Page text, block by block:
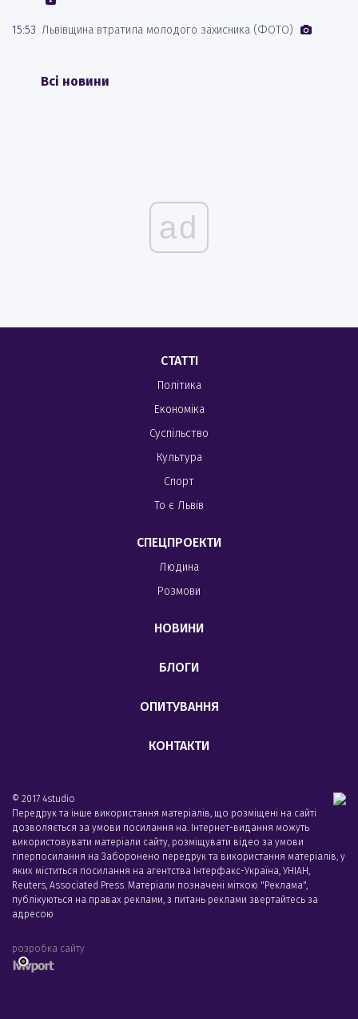
15:53 Львівщина втратила молодого захисника (ФОТО)
Всі новини
ad
СТАТТІ
Політика
Економіка
Суспільство
Культура
Спорт
То є Львів
СПЕЦПРОЕКТИ
Людина
Розмови
НОВИНИ
БЛОГИ
ОПИТУВАННЯ
КОНТАКТИ
© 2017 4studio
Передрук та інше використання матеріалів, що розміщені на сайті
дозволяється за умови посилання на. Інтернет-видання можуть
використовувати матеріали сайту, розміщувати відео за умови
гіперпосилання на Заборонено передрук та використання матеріалів, у
яких міститься посилання на агентства Iнтерфакс-Україна, УНIАН,
Reuters, Associated Press. Матеріали позначені міткою "Реклама",
публікуються на правах реклами, з питань реклами звертайтесь за
адресою
розробка сайту